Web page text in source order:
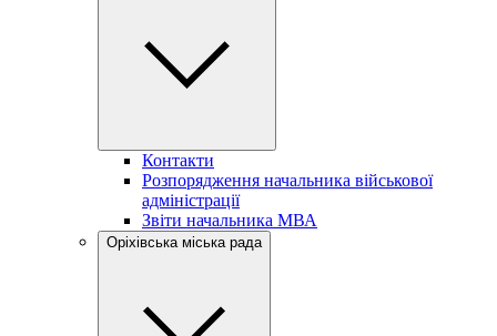
Контакти
Розпорядження начальника військової
адміністрації
Звіти начальника МВА
Оріхівська міська рада